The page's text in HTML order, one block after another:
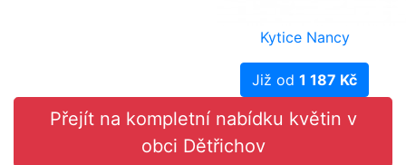
Kytice Nancy
Již od 1 187 Kč
Přejít na kompletní nabídku květin v
obci Dětřichov